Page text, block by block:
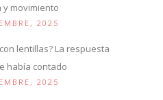
y movimiento
2025
lentillas? La respuesta
había contado
2025